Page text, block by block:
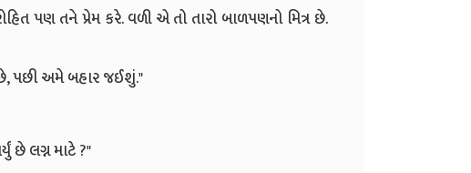
પણ તને પ્રેમ કરે. વળી એ તો તારો બાળપણનો મિત્ર છે.
પછી અમે બહાર જઈશું."
છે લગ્ન માટે ?"